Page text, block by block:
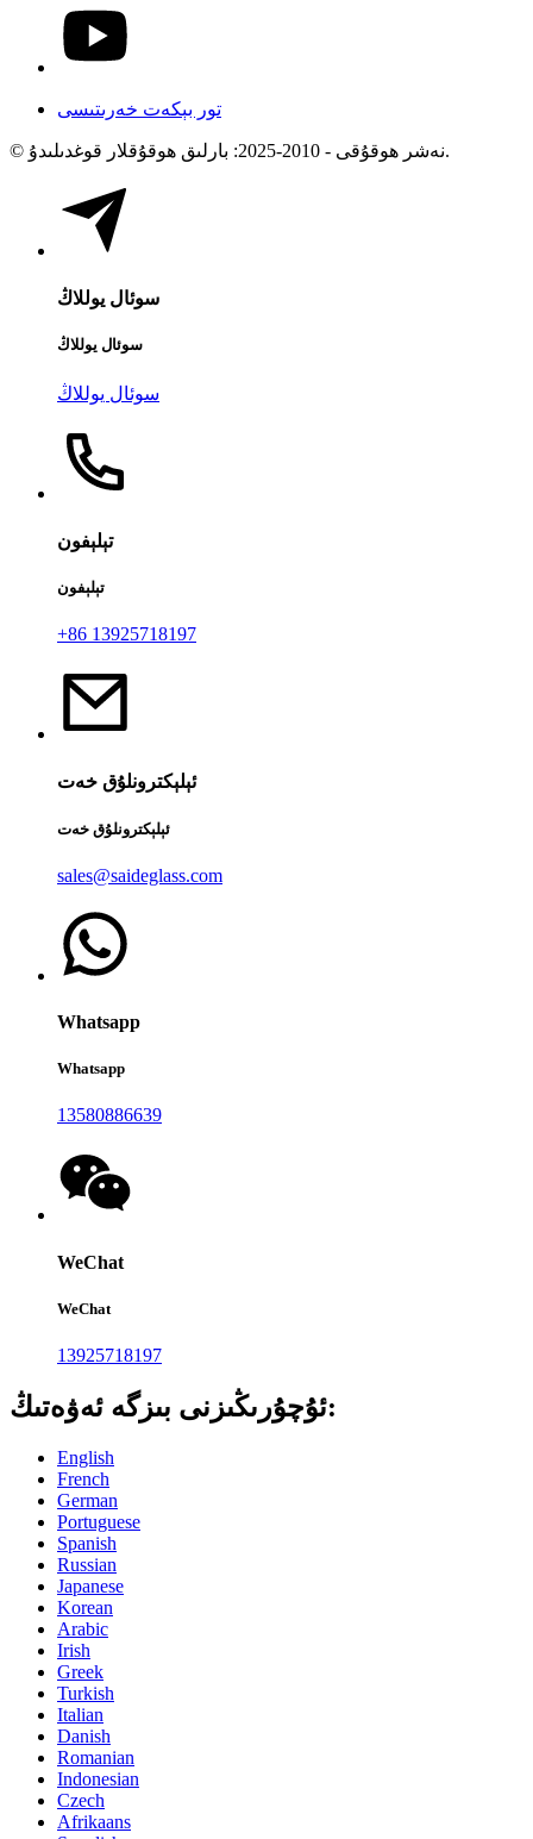
تور بېكەت خەرىتىسى
© نەشر ھوقۇقى - 2010-2025: بارلىق ھوقۇقلار قوغدىلىدۇ.
سوئال يوللاڭ
سوئال يوللاڭ
سوئال يوللاڭ
تېلېفون
تېلېفون
+86 13925718197
ئېلېكترونلۇق خەت
ئېلېكترونلۇق خەت
sales@saideglass.com
Whatsapp
Whatsapp
13580886639
WeChat
WeChat
13925718197
ئۇچۇرىڭىزنى بىزگە ئەۋەتىڭ:
English
French
German
Portuguese
Spanish
Russian
Japanese
Korean
Arabic
Irish
Greek
Turkish
Italian
Danish
Romanian
Indonesian
Czech
Afrikaans